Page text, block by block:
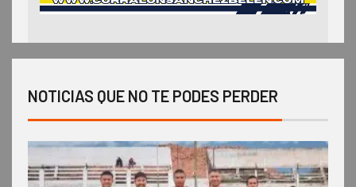
NOTICIAS QUE NO TE PODES PERDER